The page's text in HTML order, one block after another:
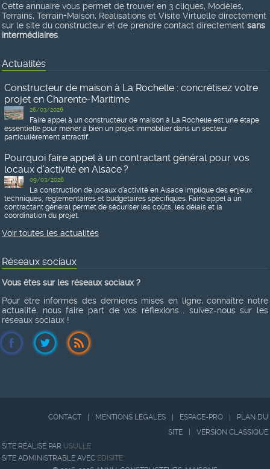
Cette annuaire vous permet de trouver en 3 cliques, Modèles,
Terrains, Terrain+Maison, Réalisations et Visite Virtuelle directement
sur le site du constructeur et de prendre contact directement sans
intermédiaires
Actualités
Constructeur de maison à La Rochelle : concrétisez votre
projet en Charente-Maritime
26/03/2026
Faire appel à un constructeur de maison à La Rochelle est une étape
essentielle pour mener à bien un projet immobilier dans un secteur
particulièrement attractif.
Pourquoi faire appel à un contractant général pour vos
locaux d’activité en Alsace ?
09/03/2026
La construction de locaux d’activité en Alsace implique des enjeux
techniques, réglementaires et budgétaires spécifiques. Faire appel à un
contractant général permet de sécuriser les coûts, les délais et la
coordination du projet.
Voir toutes les actualités
Réseaux sociaux
Vous êtes sur les réseaux sociaux ?
Pour être informés des dernières mises en ligne, connaître notre
actualité, nous faire part de vos réflexions... suivez-nous sur les
réseaux sociaux !
CONTACT | MENTIONS LÉGALES | ESPACE-PRO |
PLAN DU
SITE
|
VERSION CLASSIQUE
SITE RÉALISÉ PAR USULLE
SITE ADMINISTRABLE AVEC EDISITE